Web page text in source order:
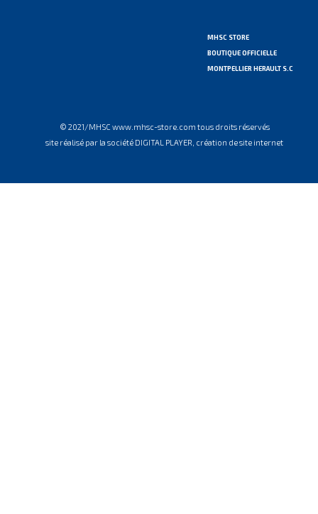
MHSC STORE
BOUTIQUE OFFICIELLE
MONTPELLIER HERAULT S.C
© 2021/MHSC www.mhsc-store.com tous droits réservés
site réalisé par la société DIGITAL PLAYER, création de site internet